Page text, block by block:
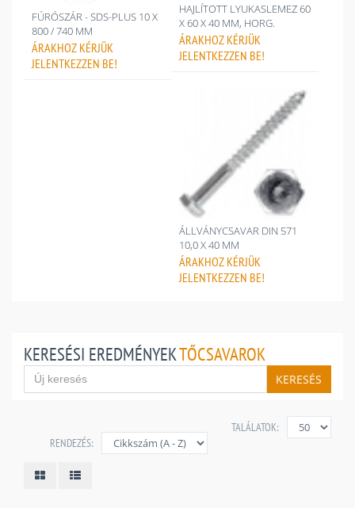
FÚRÓSZÁR - SDS-PLUS 10 X
800 / 740 MM
ÁRAKHOZ KÉRJÜK
JELENTKEZZEN BE!
HAJLÍTOTT LYUKASLEMEZ 60
X 60 X 40 MM, HORG.
ÁRAKHOZ KÉRJÜK
JELENTKEZZEN BE!
ÁLLVÁNYCSAVAR DIN 571
10,0 X 40 MM
ÁRAKHOZ KÉRJÜK
JELENTKEZZEN BE!
KERESÉSI EREDMÉNYEKTŐCSAVAROK
KERESÉS
TALÁLATOK:
RENDEZÉS: